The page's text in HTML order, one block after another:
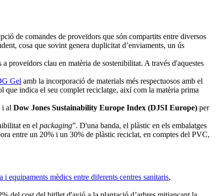
de comandes de proveïdors que són compartits entre diversos
cosa que sovint genera duplicitat d’enviaments, un ús
proveïdors clau en matèria de sostenibilitat. A través d'aquestes
Gel amb la incorporació de materials més respectuosos amb el
indica el seu complet reciclatge, així com la matèria prima
i al Dow Jones Sustainability Europe Index (DJSI Europe) per
en el packaging”. D'una banda, el plàstic en els embalatges
entre un 20% i un 30% de plàstic reciclat, en comptes del PVC,
equipaments mèdics entre diferents centres sanitaris,